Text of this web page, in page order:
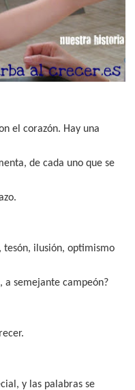
el corazón. Hay una
de cada uno que se
tesón, ilusión, optimismo
a semejante campeón?
y las palabras se